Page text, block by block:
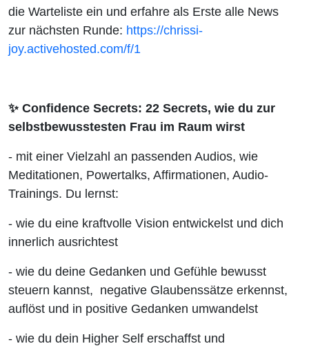
die Warteliste ein und erfahre als Erste alle News
zur nächsten Runde: https://chrissi-
joy.activehosted.com/f/1
✨ Confidence Secrets: 22 Secrets, wie du zur
selbstbewusstesten Frau im Raum wirst
- mit einer Vielzahl an passenden Audios, wie
Meditationen, Powertalks, Affirmationen, Audio-
Trainings. Du lernst:
- wie du eine kraftvolle Vision entwickelst und dich
innerlich ausrichtest
- wie du deine Gedanken und Gefühle bewusst
steuern kannst, negative Glaubenssätze erkennst,
auflöst und in positive Gedanken umwandelst
- wie du dein Higher Self erschaffst und